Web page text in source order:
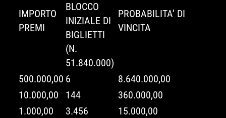
IMPORTO
PREMI
BLOCCO
INIZIALE DI
BIGLIETTI
(N.
51.840.000)
PROBABILITA’ DI
VINCITA
500.000,00 6
8.640.000,00
10.000,00
144
360.000,00
1.000,00
3.456
15.000,00